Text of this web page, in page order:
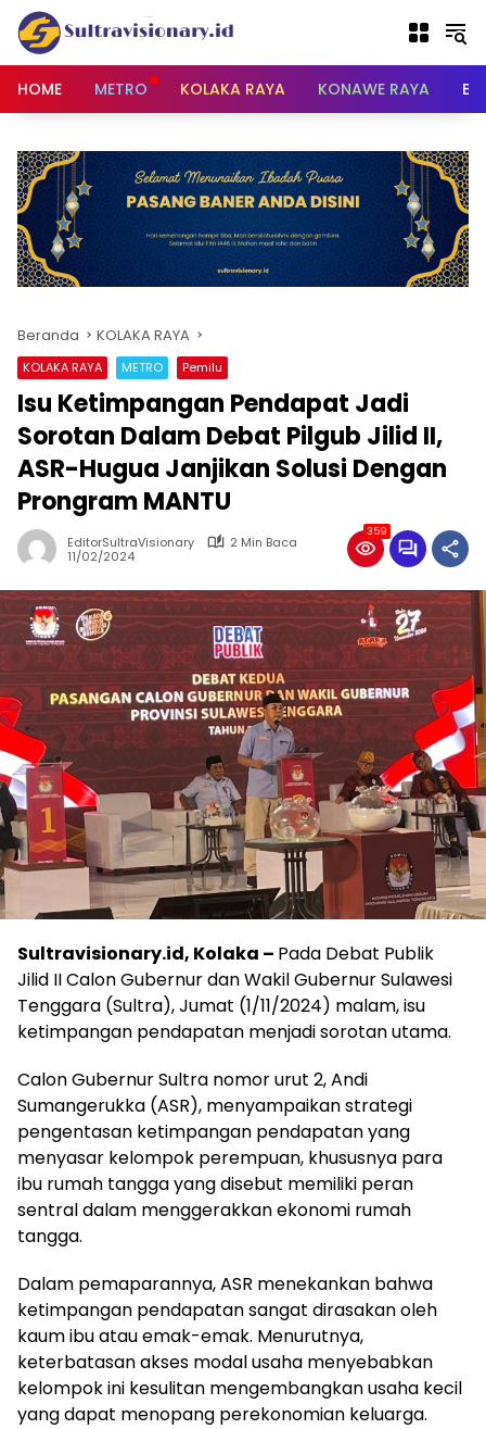
Langsung
konten
HOME
METRO KOLAKA RAYA KONAWE RAYA
Beranda KOLAKA RAYA
KOLAKA RAYA METRO Pemilu
Isu Ketimpangan Pendapat Jadi
Sorotan Dalam Debat Pilgub Jilid II,
ASR-Hugua Janjikan Solusi Dengan
Prongram MANTU
EditorSultraVisionary
2 Min Baca
11/02/2024
359
Sultravisionary.id, Kolaka – Pada Debat Publik
Jilid II Calon Gubernur dan Wakil Gubernur Sulawesi
Tenggara (Sultra), Jumat (1/11/2024) malam, isu
ketimpangan pendapatan menjadi sorotan utama.
Calon Gubernur Sultra nomor urut 2, Andi
Sumangerukka (ASR), menyampaikan strategi
pengentasan ketimpangan pendapatan yang
menyasar kelompok perempuan, khususnya para
ibu rumah tangga yang disebut memiliki peran
sentral dalam menggerakkan ekonomi rumah
tangga.
Dalam pemaparannya, ASR menekankan bahwa
ketimpangan pendapatan sangat dirasakan oleh
kaum ibu atau emak-emak. Menurutnya,
keterbatasan akses modal usaha menyebabkan
kelompok ini kesulitan mengembangkan usaha kecil
yang dapat menopang perekonomian keluarga.